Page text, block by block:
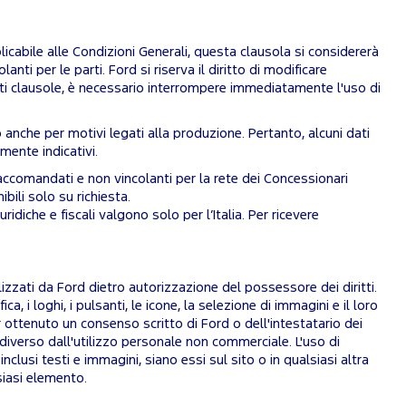
alle Condizioni Generali, questa clausola si considererà
per le parti. Ford si riserva il diritto di modificare
clausole, è necessario interrompere immediatamente l'uso di
per motivi legati alla produzione. Pertanto, alcuni dati
indicativi.
e non vincolanti per la rete dei Concessionari
solo su richiesta.
e fiscali valgono solo per l’Italia. Per ricevere
da Ford dietro autorizzazione del possessore dei diritti.
i loghi, i pulsanti, le icone, la selezione di immagini e il loro
un consenso scritto di Ford o dell'intestatario dei
dall'utilizzo personale non commerciale. L'uso di
testi e immagini, siano essi sul sito o in qualsiasi altra
elemento.